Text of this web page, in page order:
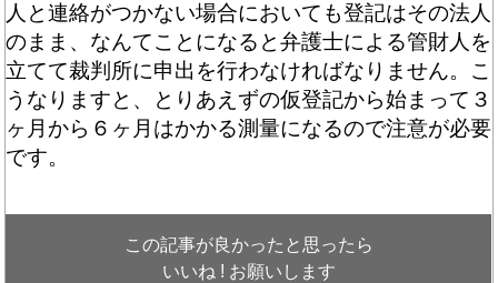
人と連絡がつかない場合においても登記はその法人
のまま、なんてことになると弁護士による管財人を
立てて裁判所に申出を行わなければなりません。こ
うなりますと、とりあえずの仮登記から始まって３
ヶ月から６ヶ月はかかる測量になるので注意が必要
です。
この記事が良かったと思ったら
いいね ! お願いします